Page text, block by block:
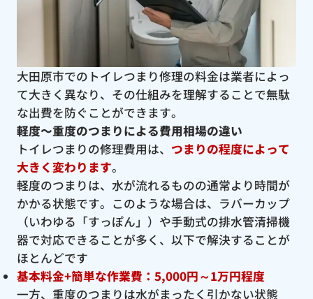
大田原市でのトイレつまり修理の料金は業者によっ
て大きく異なり、その仕組みを理解することで無駄
な出費を防ぐことができます。
軽度〜重度のつまりによる費用相場の違い
トイレつまりの修理費用は、 つまりの程度によって
大きく変わります。
軽度のつまりは、水が流れるものの通常より時間が
かかる状態です。このような場合は、ラバーカップ
（いわゆる「すっぽん」）や手動式の排水管清掃機
器で対応できることが多く、以下で解決することが
ほとんどです
基本料金+簡単な作業費：5,000円～1万円程度
一方、重度のつまりは水がまったく引かない状態